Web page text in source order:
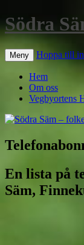
Södra
Meny Hoppa till
Hem
Om oss
Vegbyortens
En lista på
Säm,